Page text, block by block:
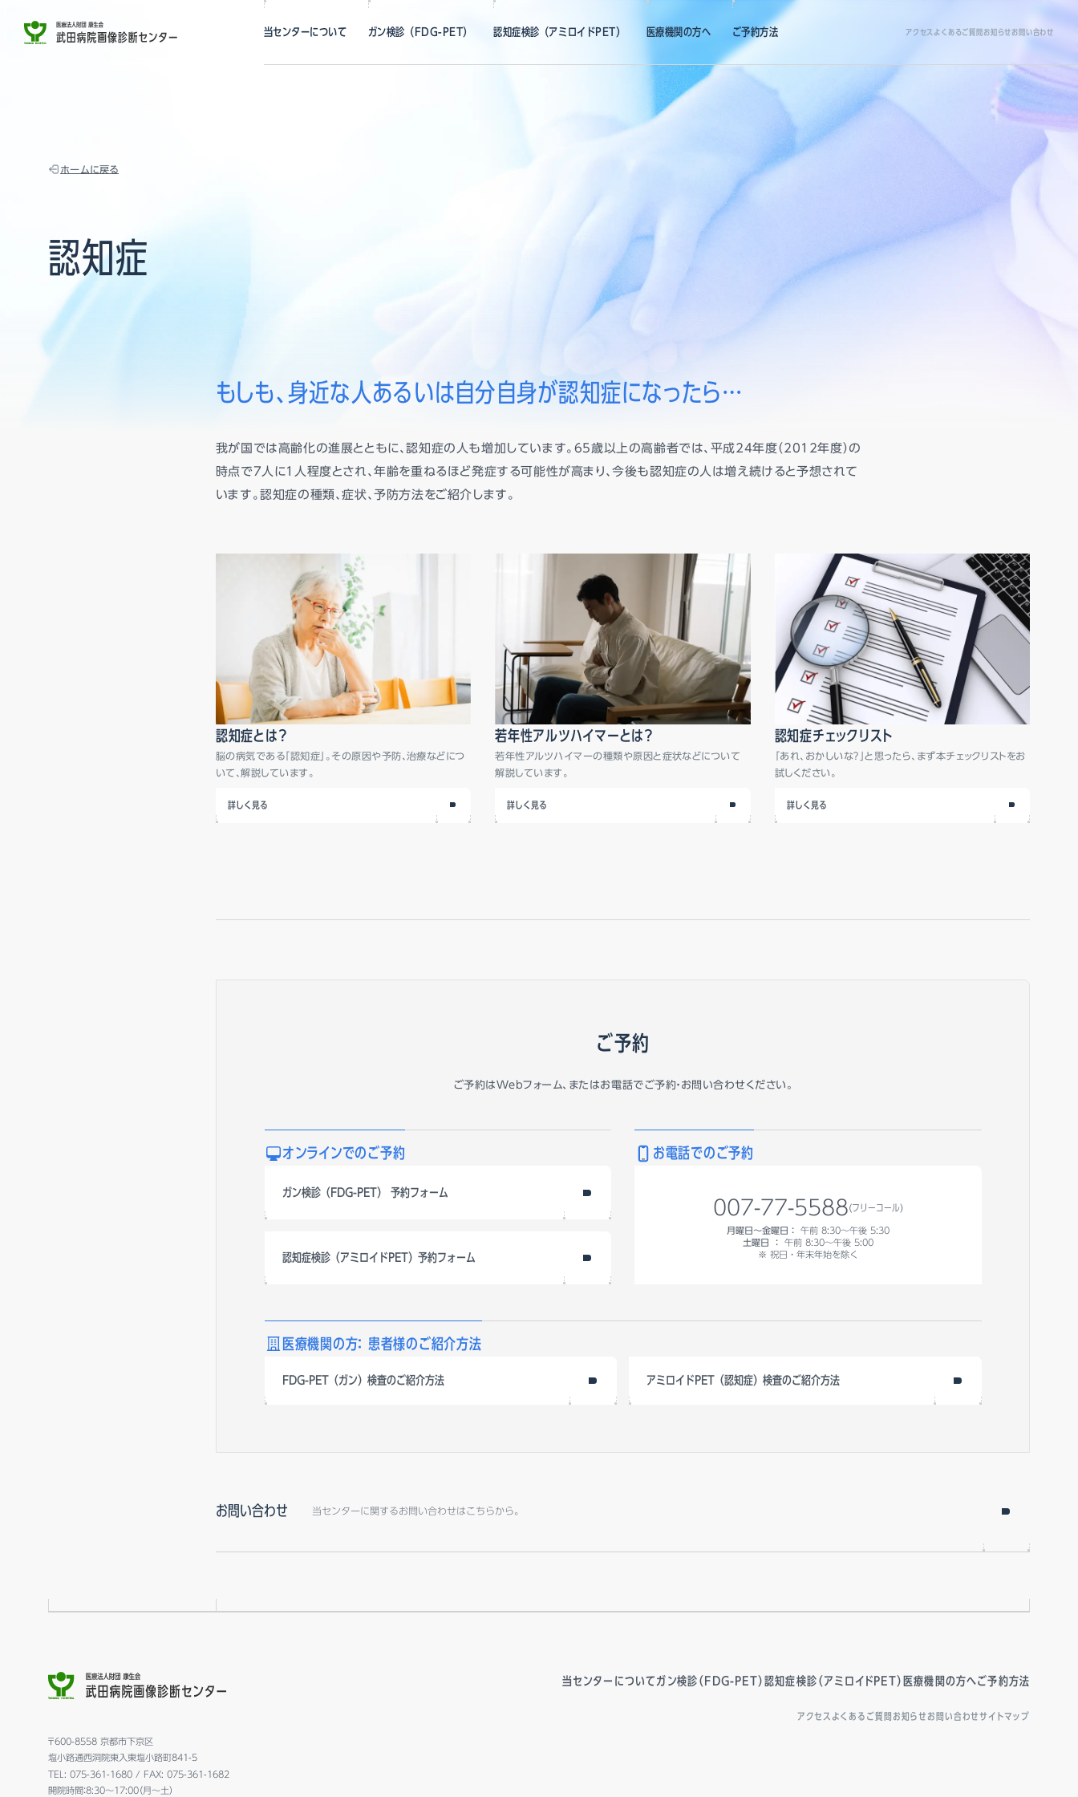
当センターについて ガン検診（FDG-PET） 認知症検診（アミロイドPET） 医療機関の方へ
FDG-PET（ガン）検査のご依頼
アミロイドPET（認知症）検査のご依頼
ご予約方法 アクセス よくあるご質問 お知らせ お問い合わせ
ホームに戻る
認知症
もしも、身近な人あるいは自分自身が認知症になったら…
我が国では高齢化の進展とともに、認知症の人も増加しています。65歳以上の高齢者では、平成24年度（2012年度）の
時点で7人に1人程度とされ、年齢を重ねるほど発症する可能性が高まり、今後も認知症の人は増え続けると予想されて
います。認知症の種類、症状、予防方法をご紹介します。
認知症とは？
脳の病気である「認知症」。その原因や予防、治療などにつ
いて、解説しています。
詳しく見る
若年性アルツハイマーとは？
若年性アルツハイマーの種類や原因と症状などについて
解説しています。
詳しく見る
認知症チェックリスト
「あれ、おかしいな？」と思ったら、まず本チェックリストをお
試しください。
詳しく見る
ご予約
ご予約はWebフォーム、またはお電話でご予約・お問い合わせください。
オンラインでのご予約
ガン検診（FDG-PET） 予約フォーム
認知症検診（アミロイドPET）予約フォーム
お電話でのご予約
007-77-5588(フリーコール)
月曜日～金曜日：
午前 8:30～午後 5:30
土曜日 ：
午前 8:30～午後 5:00
※ 祝日・年末年始を除く
医療機関の方： 患者様のご紹介方法
FDG-PET（ガン）検査のご紹介方法 アミロイドPET（認知症）検査のご紹介方法
お問い合わせ 当センターに関するお問い合わせはこちらから。
〒600-8558 京都市下京区
塩小路通西洞院東入東塩小路町841-5
TEL: 075-361-1680/ FAX: 075-361-1682
開院時間：8:30～17:00（月～土）
当センターについて ガン検診（FDG-PET） 認知症検診（アミロイドPET） 医療機関の方へご予約方法
アクセス よくあるご質問 お知らせ お問い合わせサイトマップ